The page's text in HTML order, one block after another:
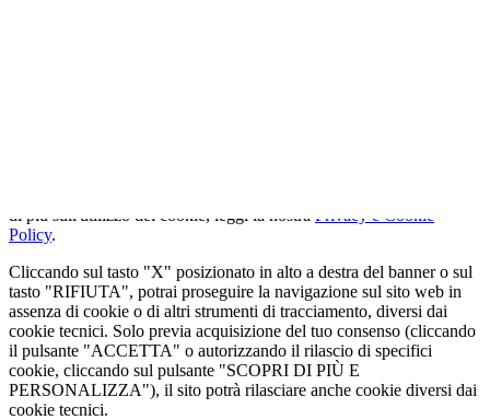
di più sull'utilizzo dei cookie, leggi la nostra Privacy e Cookie
Policy.
Cliccando sul tasto "X" posizionato in alto a destra del banner o sul
tasto "RIFIUTA", potrai proseguire la navigazione sul sito web in
assenza di cookie o di altri strumenti di tracciamento, diversi dai
cookie tecnici. Solo previa acquisizione del tuo consenso (cliccando
il pulsante "ACCETTA" o autorizzando il rilascio di specifici
cookie, cliccando sul pulsante "SCOPRI DI PIÙ E
PERSONALIZZA"), il sito potrà rilasciare anche cookie diversi dai
cookie tecnici.